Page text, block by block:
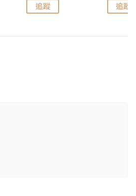
追蹤 追蹤